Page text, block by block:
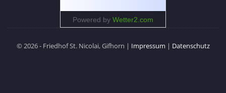
Powered by Wetter2.com
© 2026 - Friedhof St. Nicolai, Gifhorn | Impressum | Datenschutz